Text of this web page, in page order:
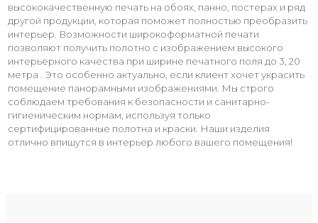
высококачественную печать на обоях, панно, постерах и ряд
другой продукции, которая поможет полностью преобразить
интерьер. Возможности широкоформатной печати
позволяют получить полотно с изображением высокого
интерьерного качества при ширине печатного поля до 3, 20
метра . Это особенно актуально, если клиент хочет украсить
помещение панорамными изображениями. Мы строго
соблюдаем требования к безопасности и санитарно-
гигиеническим нормам, используя только
сертифицированные полотна и краски. Наши изделия
отлично впишутся в интерьер любого вашего помещения!